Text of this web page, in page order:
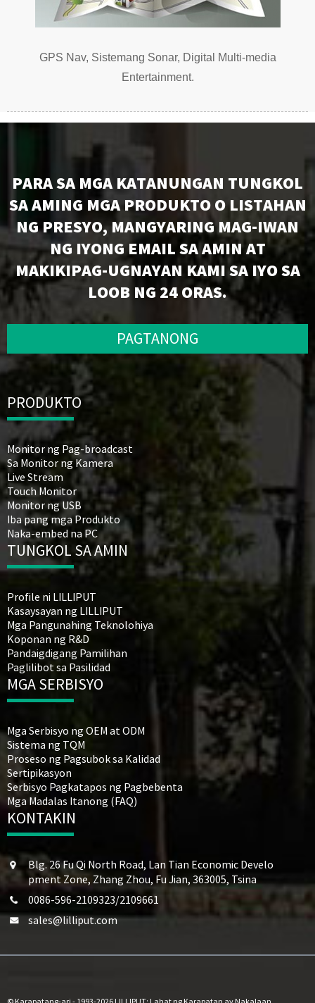
GPS Nav, Sistemang Sonar, Digital Multi-media
Entertainment.
PARA SA MGA KATANUNGAN TUNGKOL
SA AMING MGA PRODUKTO O LISTAHAN
NG PRESYO, MANGYARING MAG-IWAN
NG IYONG EMAIL SA AMIN AT
MAKIKIPAG-UGNAYAN KAMI SA IYO SA
LOOB NG 24 ORAS.
PAGTANONG
PRODUKTO
Monitor ng Pag-broadcast
Sa Monitor ng Kamera
Live Stream
Touch Monitor
Monitor ng USB
Iba pang mga Produkto
Naka-embed na PC
TUNGKOL SA AMIN
Profile ni LILLIPUT
Kasaysayan ng LILLIPUT
Mga Pangunahing Teknolohiya
Koponan ng R&D
Pandaigdigang Pamilihan
Paglilibot sa Pasilidad
MGA SERBISYO
Mga Serbisyo ng OEM at ODM
Sistema ng TQM
Proseso ng Pagsubok sa Kalidad
Sertipikasyon
Serbisyo Pagkatapos ng Pagbebenta
Mga Madalas Itanong (FAQ)
KONTAKIN
Blg. 26 Fu Qi North Road, Lan Tian Economic Develo
pment Zone, Zhang Zhou, Fu Jian, 363005, Tsina
0086-596-2109323/2109661
sales@lilliput.com